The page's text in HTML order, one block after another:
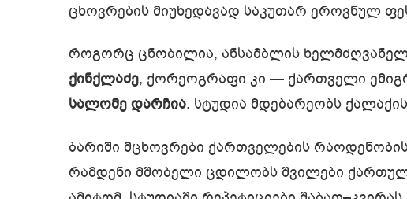
ცხოვრების მიუხედავად საკუთარ ეროვნულ
როგორც ცნობილია, ანსამბლის
ქინქლაძე, ქორეოგრაფი კი — ქართველი
სალომე დარჩია. სტუდია მდებარეობს
ბარიში მცხოვრები ქართველების
რამდენი მშობელი ცდილობს შვილები